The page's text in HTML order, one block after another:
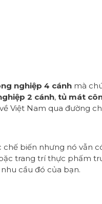
nghiệp 4 cánhmà
2 cánh, tủ mát
Việt Nam qua đường
biến nhưng nó vẫn
trang trí thực phấm
cầu đó của bạn.